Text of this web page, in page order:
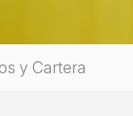
y Cartera